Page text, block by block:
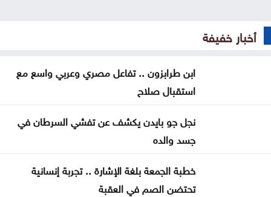
بمدرسة عبين الثانوية
الأمن العام يتوعد مطلقي العيارات النارية بالتزامن مع
أخبار خفيفة
ابن طرابزون .. تفاعل مصري وعربي واسع مع
استقبال صلاح
نجل جو بايدن يكشف عن تفشي السرطان في
جسد والده
خطبة الجمعة بلغة الإشارة .. تجربة إنسانية
تحتضن الصم في العقبة